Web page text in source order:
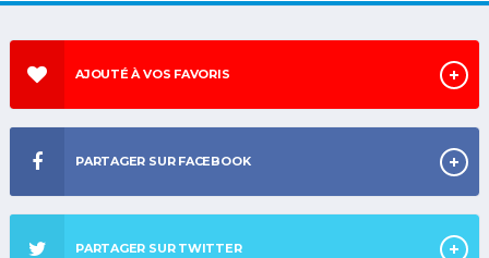
AJOUTÉ À VOS FAVORIS
PARTAGER SUR FACEBOOK
PARTAGER SUR TWITTER